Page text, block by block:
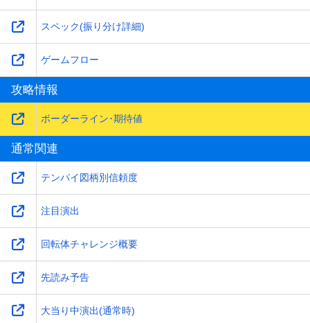
スペック(振り分け詳細)
ゲームフロー
攻略情報
ボーダーライン･期待値
通常関連
テンパイ図柄別信頼度
注目演出
回転体チャレンジ概要
先読み予告
大当り中演出(通常時)